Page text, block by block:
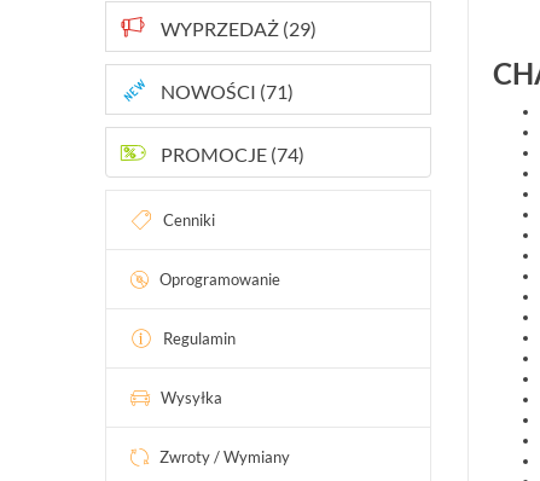
WYPRZEDAŻ (29)
NOWOŚCI (71)
PROMOCJE (74)
Cenniki
Oprogramowanie
Regulamin
Wysyłka
Zwroty / Wymiany